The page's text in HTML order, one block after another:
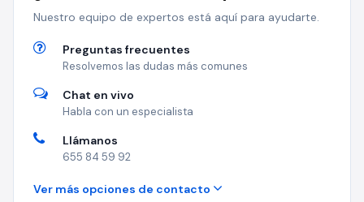
Nuestro equipo de expertos está aquí para ayudarte.
Preguntas frecuentes
Resolvemos las dudas más comunes
Chat en vivo
Habla con un especialista
Llámanos
655 84 59 92
Ver más opciones de contacto